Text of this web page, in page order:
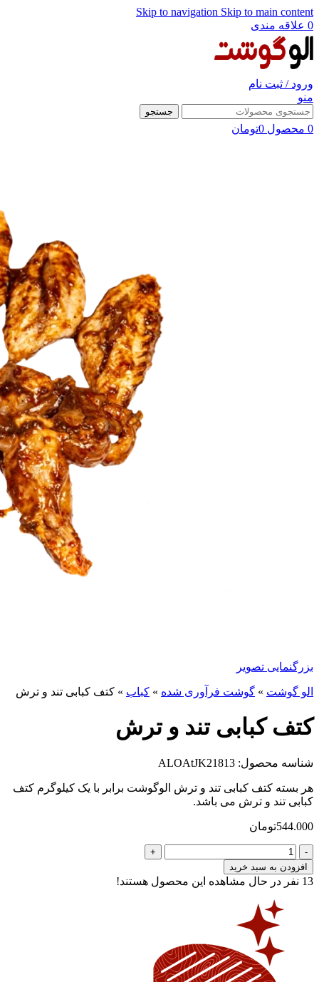
Skip to navigation Skip to main content
0 علاقه مندی
ورود / ثبت نام
منو
جستجو
0 محصول 0تومان
بزرگنمایی تصویر
الو گوشت » گوشت فرآوری شده » کباب » کتف کبابی تند و ترش
کتف کبابی تند و ترش
شناسه محصول: ALOAtJK21813
هر بسته کتف کبابی تند و ترش الوگوشت برابر با یک کیلوگرم کتف
کبابی تند و ترش می باشد.
544.000تومان
کتف
کبابی
تند
ترش
افزودن به سبد خرید
13 نفر در حال مشاهده این محصول هستند!